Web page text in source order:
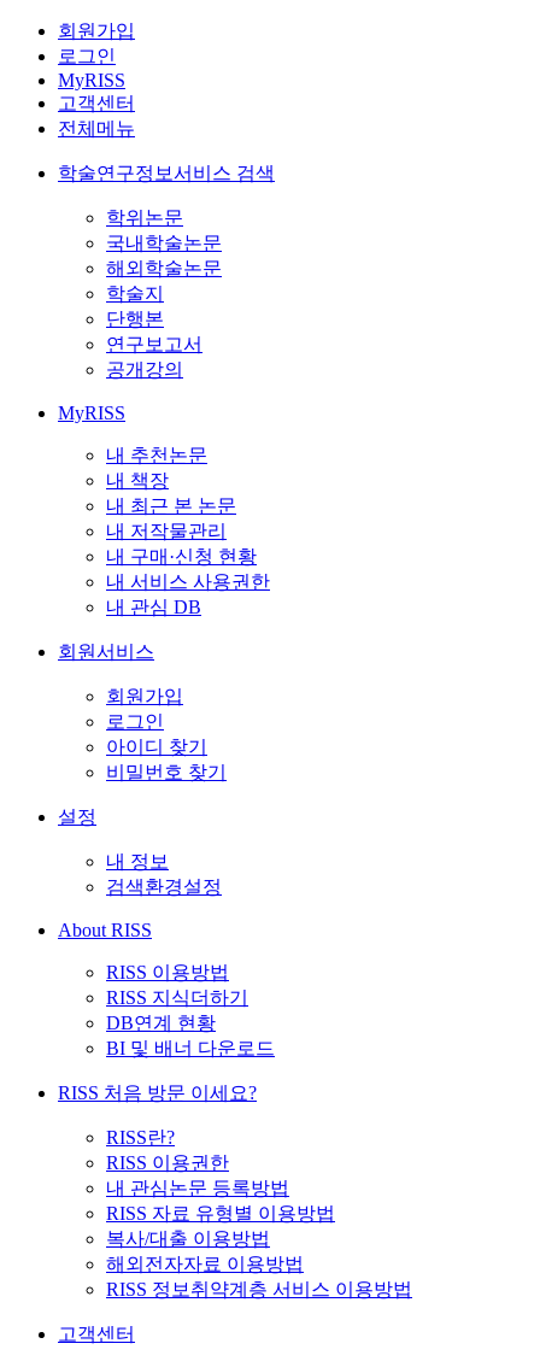
회원가입
로그인
MyRISS
고객센터
전체메뉴
학술연구정보서비스 검색
학위논문
국내학술논문
해외학술논문
학술지
단행본
연구보고서
공개강의
MyRISS
내 추천논문
내 책장
내 최근 본 논문
내 저작물관리
내 구매·신청 현황
내 서비스 사용권한
내 관심 DB
회원서비스
회원가입
로그인
아이디 찾기
비밀번호 찾기
설정
내 정보
검색환경설정
About RISS
RISS 이용방법
RISS 지식더하기
DB연계 현황
BI 및 배너 다운로드
RISS 처음 방문 이세요?
RISS란?
RISS 이용권한
내 관심논문 등록방법
RISS 자료 유형별 이용방법
복사/대출 이용방법
해외전자자료 이용방법
RISS 정보취약계층 서비스 이용방법
고객센터